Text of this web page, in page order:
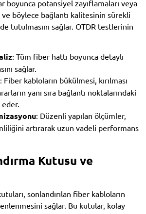
boyunca potansiyel zayıflamaları veya
ve böylece bağlantı kalitesinin sürekli
tutulmasını sağlar. OTDR testlerinin
: Tüm fiber hattı boyunca detaylı
sağlar.
: Fiber kabloların bükülmesi, kırılması
yanı sıra bağlantı noktalarındaki
eder.
: Düzenli yapılan ölçümler,
artırarak uzun vadeli performans
Kutusu ve
sonlandırılan fiber kabloların
sağlar. Bu kutular, kolay